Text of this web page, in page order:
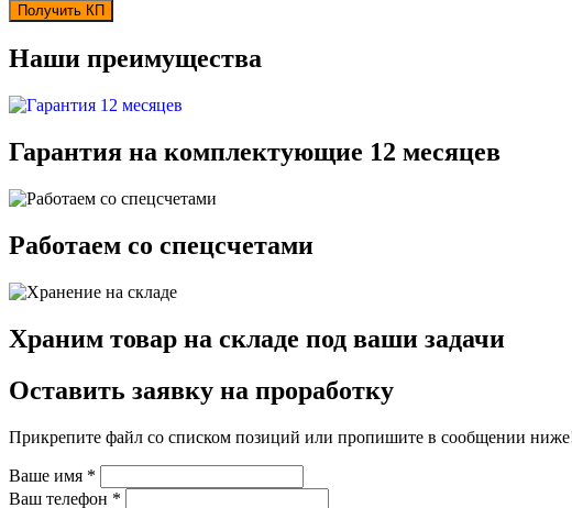
Получить КП
Наши преимущества
Гарантия на комплектующие 12 месяцев
Работаем со спецсчетами
Храним товар на складе под ваши задачи
Оставить заявку на проработку
Прикрепите файл со списком позиций или пропишите в сообщении
Ваше имя *
Ваш телефон *